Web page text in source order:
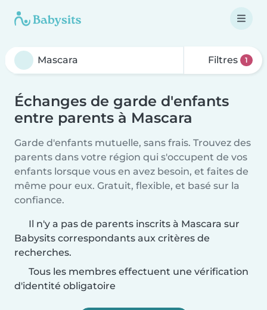
Filtres 1
Échanges de garde d'enfants
entre parents à Mascara
Garde d'enfants mutuelle, sans frais. Trouvez des
parents dans votre région qui s'occupent de vos
enfants lorsque vous en avez besoin, et faites de
même pour eux. Gratuit, flexible, et basé sur la
confiance.
Il n'y a pas de parents inscrits à Mascara sur
Babysits correspondants aux critères de
recherches.
Tous les membres effectuent une vérification
d'identité obligatoire